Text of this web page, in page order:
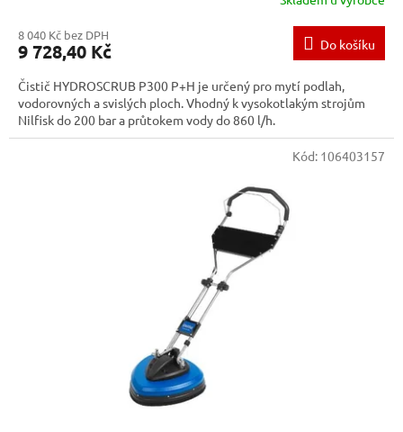
8 040 Kč bez DPH
9 728,40 Kč Do košíku
Čistič HYDROSCRUB P300 P+H je určený pro mytí podlah,
vodorovných a svislých ploch. Vhodný k vysokotlakým strojům
Nilfisk do 200 bar a průtokem vody do 860 l/h.
Kód: 106403157